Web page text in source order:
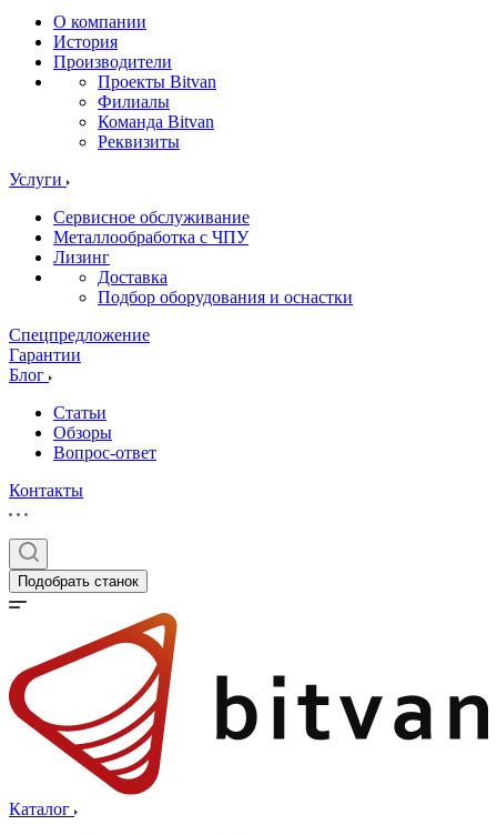
О компании
История
Производители
Проекты Bitvan
Филиалы
Команда Bitvan
Реквизиты
Услуги
Сервисное обслуживание
Металлообработка с ЧПУ
Лизинг
Доставка
Подбор оборудования и оснастки
Спецпредложение
Гарантии
Блог
Статьи
Обзоры
Вопрос-ответ
Контакты
Подобрать станок
Каталог